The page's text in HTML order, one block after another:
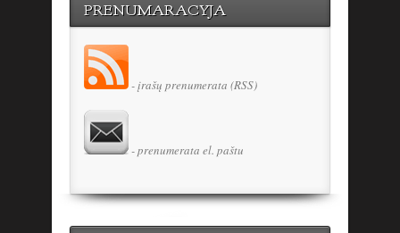
PRENUMARACYJA
- įrašų prenumerata (RSS)
- prenumerata el. paštu